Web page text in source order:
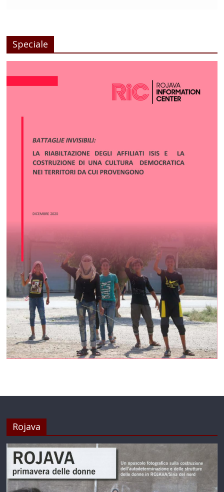
Speciale
Rojava